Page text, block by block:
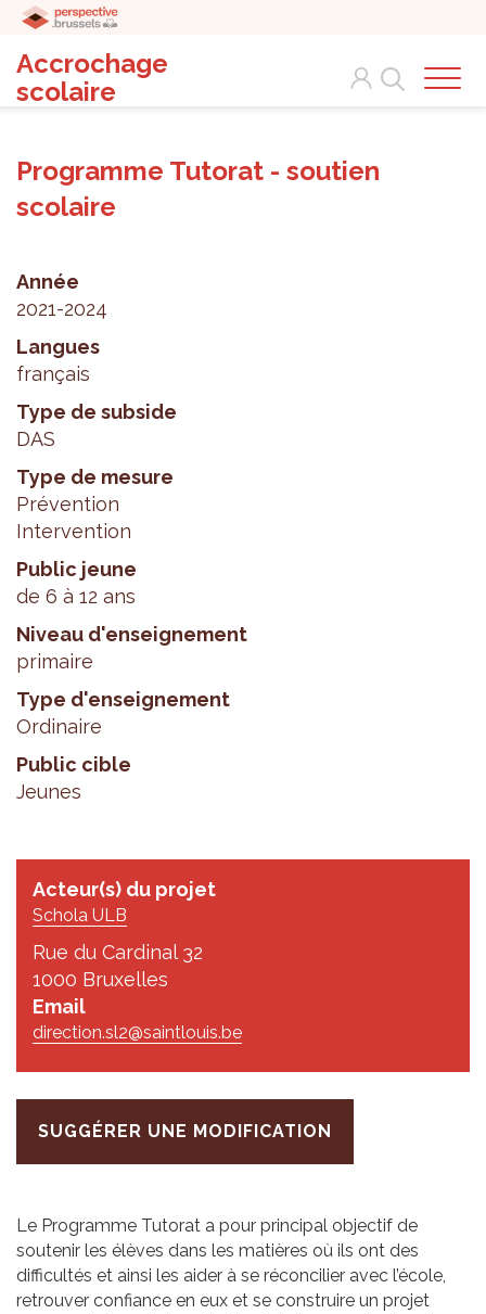
Accrochage
scolaire
Search
Programme Tutorat - soutien
scolaire
Année
2021-2024
Langues
français
Type de subside
DAS
Type de mesure
Prévention
Intervention
Public jeune
de 6 à 12 ans
Niveau d'enseignement
primaire
Type d'enseignement
Ordinaire
Public cible
Jeunes
Acteur(s) du projet
Schola ULB
Rue du Cardinal 32
1000 Bruxelles
Email
direction.sl2@saintlouis.be
SUGGÉRER UNE MODIFICATION
Le Programme Tutorat a pour principal objectif de
soutenir les élèves dans les matières où ils ont des
difficultés et ainsi les aider à se réconcilier avec l’école,
retrouver confiance en eux et se construire un projet